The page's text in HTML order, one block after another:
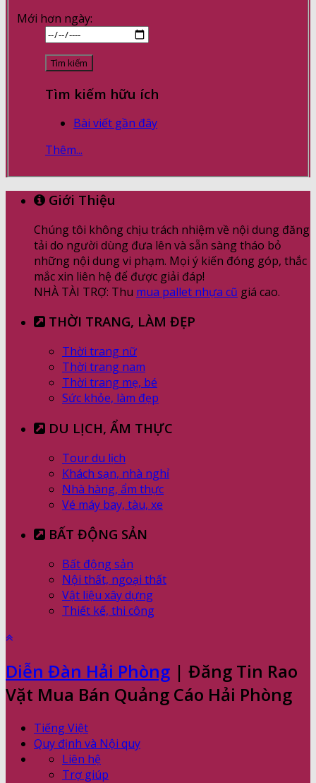
Mới hơn ngày:
Tìm kiếm hữu ích
Bài viết gần đây
Thêm...
Giới Thiệu
Chúng tôi không chịu trách nhiệm về nội dung đăng
tải do người dùng đưa lên và sẵn sàng tháo bỏ
những nội dung vi phạm. Mọi ý kiến đóng góp, thắc
mắc xin liên hệ để được giải đáp!
NHÀ TÀI TRỢ: Thu mua pallet nhựa cũ giá cao.
THỜI TRANG, LÀM ĐẸP
Thời trang nữ
Thời trang nam
Thời trang mẹ, bé
Sức khỏe, làm đẹp
DU LỊCH, ẨM THỰC
Tour du lịch
Khách sạn, nhà nghỉ
Nhà hàng, ẩm thực
Vé máy bay, tàu, xe
BẤT ĐỘNG SẢN
Bất động sản
Nội thất, ngoại thất
Vật liệu xây dựng
Thiết kế, thi công
Diễn Đàn Hải Phòng | Đăng Tin Rao
Vặt Mua Bán Quảng Cáo Hải Phòng
Tiếng Việt
Quy định và Nội quy
Liên hệ
Trợ giúp